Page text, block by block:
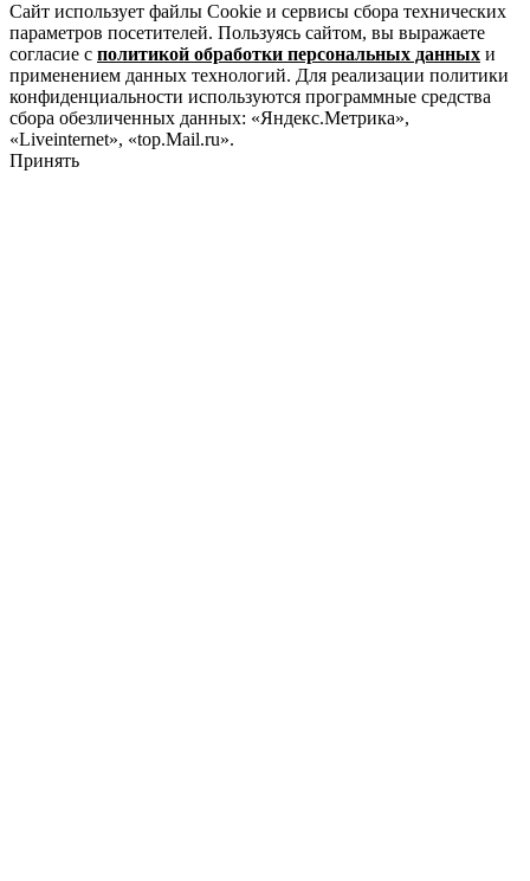
Сайт использует файлы Cookie и сервисы сбора технических
параметров посетителей. Пользуясь сайтом, вы выражаете
согласие с политикой обработки персональных данных и
применением данных технологий. Для реализации политики
конфиденциальности используются программные средства
сбора обезличенных данных: «Яндекс.Метрика»,
«Liveinternet», «top.Mail.ru».
Принять